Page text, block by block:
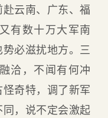
云南、广东、福
有数十万大军南
必滋扰地方。三
洽，不闻有何冲
奇特，调了新军
，说不定会激起